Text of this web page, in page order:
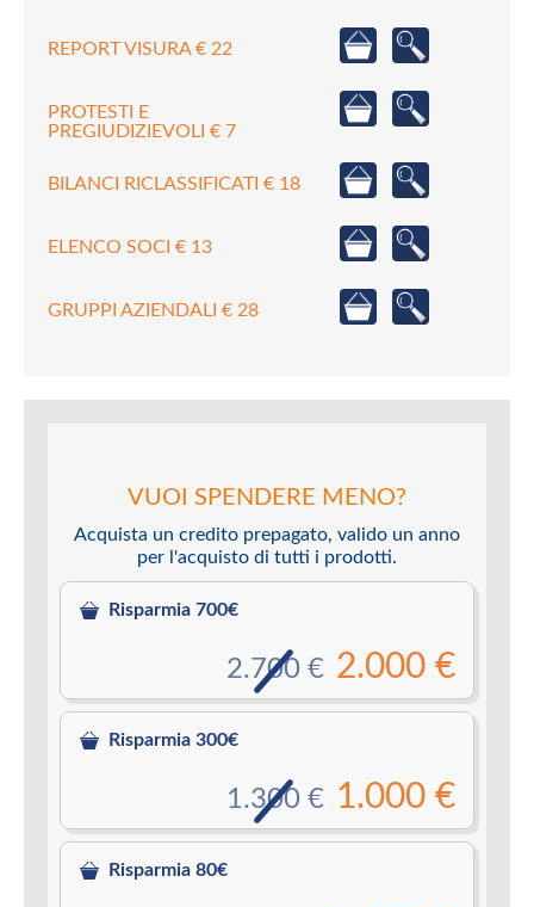
REPORT VISURA € 22
PROTESTI E
PREGIUDIZIEVOLI € 7
BILANCI RICLASSIFICATI € 18
ELENCO SOCI € 13
GRUPPI AZIENDALI € 28
VUOI SPENDERE MENO?
Acquista un credito prepagato, valido un anno
per l'acquisto di tutti i prodotti.
Risparmia 700€
2.000 €
2.700 €
Risparmia 300€
1.000 €
1.300 €
Risparmia 80€